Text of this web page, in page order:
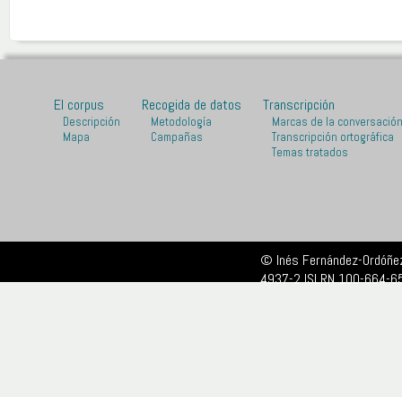
El corpus
Descripción
Mapa
Recogida de datos
Metodología
Campañas
Transcripción
Marcas de la conversación
Transcripción ortográfica
Temas tratados
© Inés Fernández-
4937-2 ISLRN 100-664-